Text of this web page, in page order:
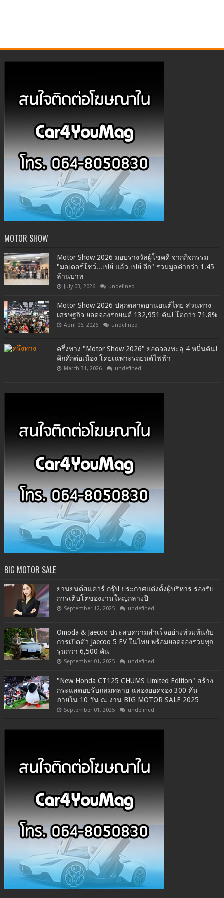
MOTOR SHOW
Motor Show 2026 มอบรางวัลผู้โชคดี จากกิจกรรม
"มอเตอร์โชว์...เปย์ แล้ว เปย์ อีก" รวมมูลค่ากว่า 1.45
ล้านบาท
July 03, 2026 undefined
Motor Show 2026 ปลุกตลาดยานยนต์ไทย สวนทาง
เศรษฐกิจ ยอดจองรถยนต์ 132,951 คัน! โตกว่า 71.8%
April 06, 2026 undefined
ครึ่งทาง "Motor Show 2026" ยอดจองทะลุ 4 หมื่นคัน!
คึกคักต่อเนื่อง โดยเฉพาะรถยนต์ไฟฟ้า
March 31, 2026 undefined
BIG MOTOR SALE
ยานยนต์สแควร์ กรุ๊ป ประกาศแต่งตั้งผู้บริหาร รองรับ
การเติบโตของงานใหญ่กลางปี
September 12, 2025 undefined
Omoda & Jaecoo ประสบความสำเร็จอย่างท่วมท้นกับ
การเปิดตัว Jaecoo 5 EV ในไทย พร้อมยอดจองรวมทุก
รุ่นกว่า 6,500 คัน
September 01, 2025 undefined
"New Honda CT125 CHUMS Limited Edition" สร้าง
กระแสตอบรับถล่มทลาย ฉลองยอดจอง 300 คัน
ภายใน 10 วัน ณ งาน BIG MOTOR SALE 2025
September 01, 2025 undefined